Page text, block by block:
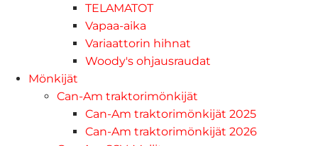
TELAMATOT
Vapaa-aika
Variaattorin hihnat
Woody's ohjausraudat
Mönkijät
Can-Am traktorimönkijät
Can-Am traktorimönkijät 2025
Can-Am traktorimönkijät 2026